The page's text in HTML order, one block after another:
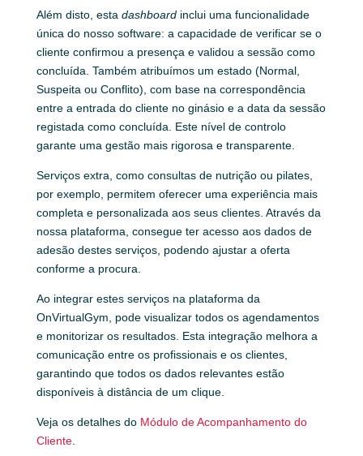
Além disto, esta dashboardinclui uma funcionalidade
única do nosso software: a capacidade de verificar se o
cliente confirmou a presença e validou a sessão como
concluída. Também atribuímos um estado (Normal,
Suspeita ou Conflito), com base na correspondência
entre a entrada do cliente no ginásio e a data da sessão
registada como concluída. Este nível de controlo
garante uma gestão mais rigorosa e transparente.
Serviços extra, como consultas de nutrição ou pilates,
por exemplo, permitem oferecer uma experiência mais
completa e personalizada aos seus clientes. Através da
nossa plataforma, consegue ter acesso aos dados de
adesão destes serviços, podendo ajustar a oferta
conforme a procura.
Ao integrar estes serviços na plataforma da
OnVirtualGym, pode visualizar todos os agendamentos
e monitorizar os resultados. Esta integração melhora a
comunicação entre os profissionais e os clientes,
garantindo que todos os dados relevantes estão
disponíveis à distância de um clique.
Veja os detalhes do Módulo de Acompanhamento do
Cliente.